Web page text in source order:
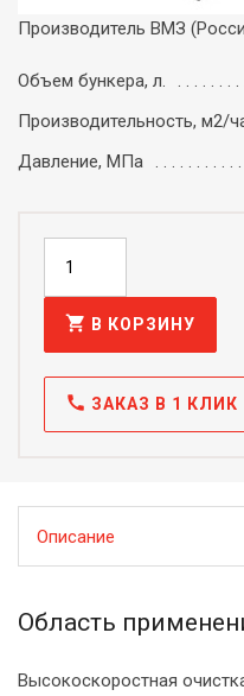
Производитель ВМЗ
Объем бункера, л.
Производительность, м2/
Давление, МПа
shopping_cart В КОРЗИНУ
call ЗАКАЗ В 1 КЛИК
Описание
Область
Высокоскоростная